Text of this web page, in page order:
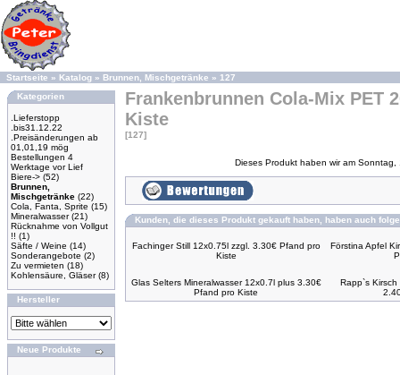
Startseite » Katalog » Brunnen, Mischgetränke » 127
Kategorien
.Lieferstopp
.bis31.12.22
.Preisänderungen ab
01,01,19 mög
Bestellungen 4
Werktage vor Lief
Biere-> (52)
Brunnen,
Mischgetränke (22)
Cola, Fanta, Sprite (15)
Mineralwasser(21)
Rücknahme von Vollgut
!! (1)
Säfte / Weine (14)
Sonderangebote (2)
Zu vermieten (18)
Kohlensäure, Gläser(8)
Hersteller
Neue Produkte
Frankenbrunnen Cola-Mix PET
Kiste
[127]
Dieses Produkt haben wir am
Kunden, die dieses Produkt gekauft haben, haben auch
Fachinger Still 12x0.75l zzgl. 3.30€ Pfand pro
Kiste
Förstina Apfel
Glas Selters Mineralwasser 12x0.7l plus 3.30€
Pfand pro Kiste
Rapp`s